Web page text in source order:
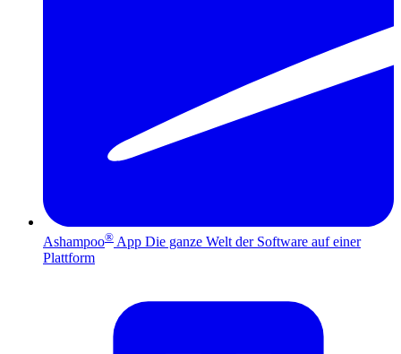
Ashampoo® App Die ganze Welt der Software auf einer
Plattform